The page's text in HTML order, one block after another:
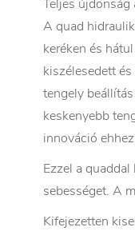
Teljes
A quad
keréken és
kiszélesedett
tengely
keskenyebb
innováció
Ezzel a
sebességet. A
Kifejezetten